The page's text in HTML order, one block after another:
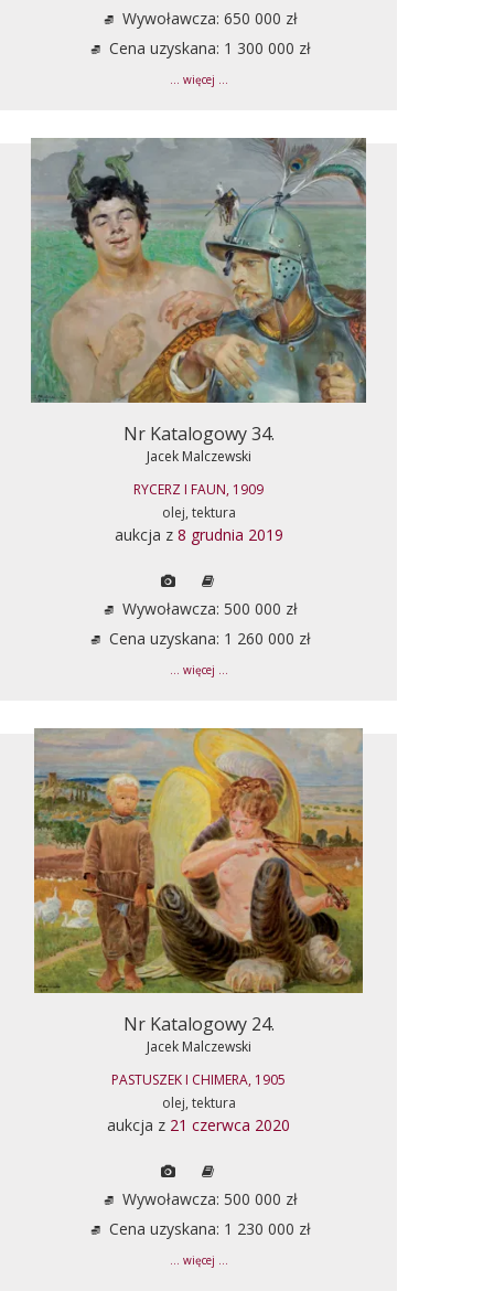
Wywoławcza: 650 000 zł
Cena uzyskana: 1 300 000 zł
... więcej ...
Nr Katalogowy 34.
Jacek Malczewski
RYCERZ I FAUN, 1909
olej, tektura
aukcja z 8 grudnia 2019
Wywoławcza: 500 000 zł
Cena uzyskana: 1 260 000 zł
... więcej ...
Nr Katalogowy 24.
Jacek Malczewski
PASTUSZEK I CHIMERA, 1905
olej, tektura
aukcja z 21 czerwca 2020
Wywoławcza: 500 000 zł
Cena uzyskana: 1 230 000 zł
... więcej ...